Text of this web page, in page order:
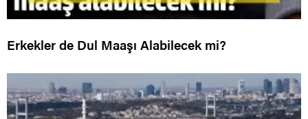
Erkekler de Dul Maaşı Alabilecek mi?